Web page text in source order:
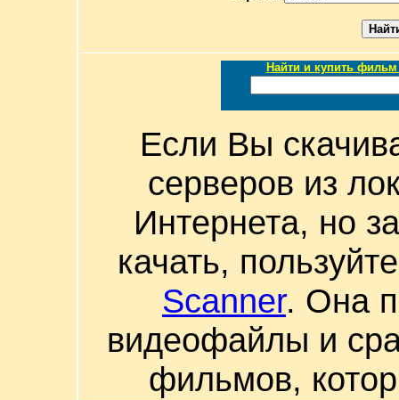
Найти и купить фильм
Если Вы
серверов из
Интернета, но
качать,
Scanner. Она
видеофайлы и
фильмов,